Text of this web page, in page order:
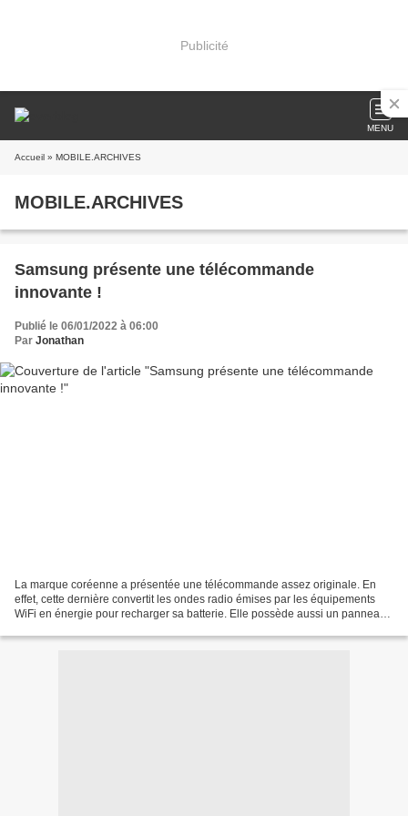
Publicité
MENU
Accueil » MOBILE.ARCHIVES
MOBILE.ARCHIVES
Samsung présente une télécommande
innovante !
Publié le 06/01/2022 à 06:00
Par Jonathan
La marque coréenne a présentée une télécommande assez originale. En
effet, cette dernière convertit les ondes radio émises par les équipements
WiFi en énergie pour recharger sa batterie. Elle possède aussi un panneau